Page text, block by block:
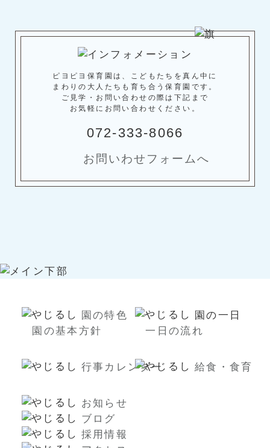
ピヨピヨ保育園は、こどもたちを真ん中に
まわりの大人たちも育ち合う保育園です。
ご見学・お問い合わせの際は下記まで
お気軽にお問い合わせください。
072-333-8066
お問いわせフォームへ
園の特色
園の基本方針
園の一日
一日の流れ
行事カレンダー 給食・食育
お知らせ
ブログ
採用情報